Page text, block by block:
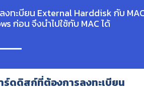
งทะบียน External Harddisk กับ
ก่อน จึงนำไปใช้กับ MAC ได้
ร์ดดิสก์ที่ต้องการลงทะเบียน